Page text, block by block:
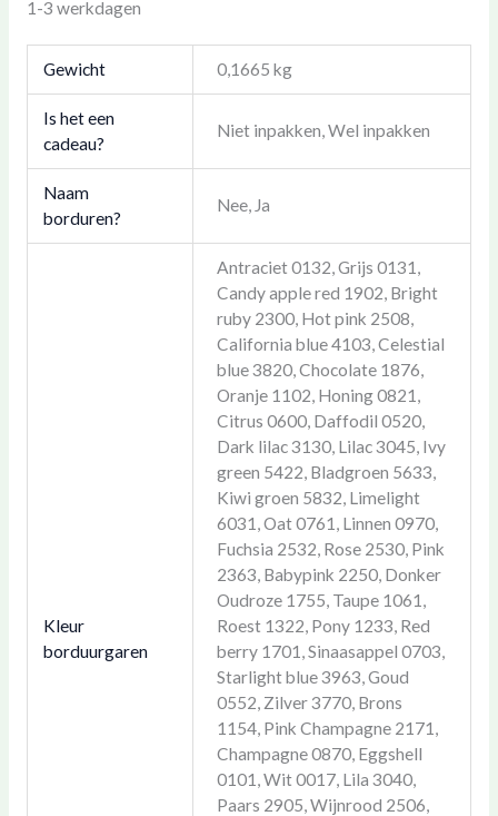
1-3 werkdagen
Gewicht 0,1665 kg
Is het een
cadeau?
Niet inpakken, Wel inpakken
Naam
borduren?
Nee, Ja
Kleur
borduurgaren
Antraciet 0132, Grijs 0131,
Candy apple red 1902, Bright
ruby 2300, Hot pink 2508,
California blue 4103, Celestial
blue 3820, Chocolate 1876,
Oranje 1102, Honing 0821,
Citrus 0600, Daffodil 0520,
Dark lilac 3130, Lilac 3045, Ivy
green 5422, Bladgroen 5633,
Kiwi groen 5832, Limelight
6031, Oat 0761, Linnen 0970,
Fuchsia 2532, Rose 2530, Pink
2363, Babypink 2250, Donker
Oudroze 1755, Taupe 1061,
Roest 1322, Pony 1233, Red
berry 1701, Sinaasappel 0703,
Starlight blue 3963, Goud
0552, Zilver 3770, Brons
1154, Pink Champagne 2171,
Champagne 0870, Eggshell
0101, Wit 0017, Lila 3040,
Paars 2905, Wijnrood 2506,